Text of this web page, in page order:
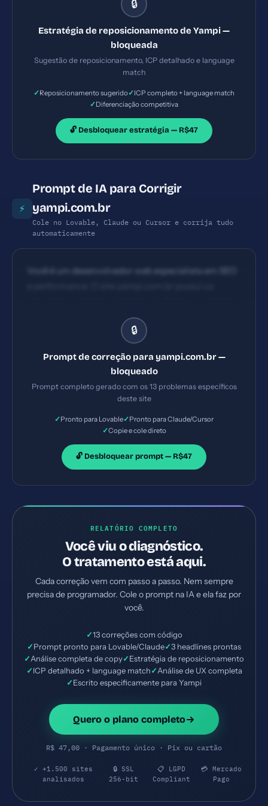
recuperação de carrinho' destacando vantagem
ao Brasil, integração nativa com pagamentos).
🔒
Estratégia de reposicionamento de Yampi —
bloqueada
Sugestão de reposicionamento, ICP detalhado e language
match
✓Reposicionamento sugerido✓ICP completo + language match
✓Diferenciação competitiva
🔓 Desbloquear estratégia — R$47
⚡
Prompt de IA para Corrigir
yampi.com.br
Cole no Lovable, Claude ou Cursor e corrija tudo
automaticamente
Você é um desenvolvedor web especialista em SEO
Permissions-Policy ausente 3) Meta description
ausente 4) Tags Open Graph incompletas.
os arquivos necessários e configurações de servidor.
Priorize as correções críticas primeiro.
🔒
Prompt de correção para yampi.com.br —
bloqueado
Prompt completo gerado com os 13 problemas específicos
deste site
✓Pronto para Lovable✓Pronto para Claude/Cursor
✓Copie e cole direto
🔓 Desbloquear prompt — R$47
RELATÓRIO COMPLETO
Você viu o diagnóstico.
O tratamento está aqui.
Cada correção vem com passo a passo. Nem sempre
precisa de programador. Cole o prompt na IA e ela faz por
você.
✓13 correções com código
✓Prompt pronto para Lovable/Claude✓3 headlines prontas
✓Análise completa de copy✓Estratégia de reposicionamento
✓ICP detalhado + language match✓Análise de UX completa
✓Escrito especificamente para Yampi
Quero o plano completo
R$ 47,00 · Pagamento único · Pix ou cartão
✓ +1.500 sites
analisados
🔒 SSL
256-bit
📋 LGPD
Compliant
💳 Mercado
Pago